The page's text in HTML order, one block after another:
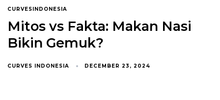
CURVESINDONESIA
Mitos vs Fakta: Makan Nasi
Bikin Gemuk?
CURVES INDONESIA DECEMBER 23, 2024